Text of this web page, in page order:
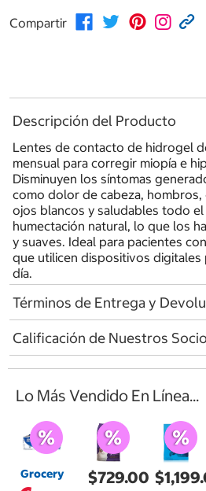
Compartir
Descripción del Producto
Lentes de contacto de hidrogel
mensual para corregir miopía e
Disminuyen los síntomas
como dolor de cabeza, hombros,
ojos blancos y saludables todo el
humectación natural, lo que los
y suaves. Ideal para pacientes
que utilicen dispositivos digitales
día.
Términos de Entrega y
Calificación de Nuestros
Lo Más Vendido En Línea...
Grocery $729.00